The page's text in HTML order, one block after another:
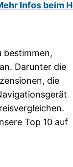
Infos beim
bestimmen,
Darunter die
die
Top 10 auf